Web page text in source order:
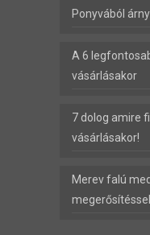
Ponyvából
A 6
vásárlásakor
7 dolog amire
vásárlásakor!
Merev falú
megerősítéssel